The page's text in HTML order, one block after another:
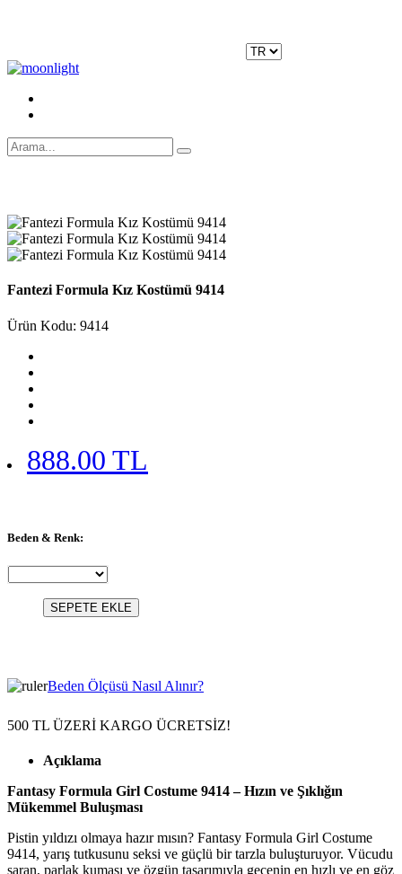
Fantezi Formula Kız Kostümü 9414
Ürün Kodu: 9414
888.00 TL
Beden & Renk:
SEPETE EKLE
Beden Ölçüsü Nasıl Alınır?
500 TL ÜZERİ KARGO ÜCRETSİZ!
Açıklama
Fantasy Formula Girl Costume 9414 – Hızın ve Şıklığın
Mükemmel Buluşması
Pistin yıldızı olmaya hazır mısın? Fantasy Formula Girl Costume
9414, yarış tutkusunu seksi ve güçlü bir tarzla buluşturuyor. Vücudu
saran, parlak kumaşı ve özgün tasarımıyla gecenin en hızlı ve en göz